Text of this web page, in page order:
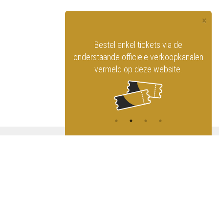
×
Bestel enkel tickets via de
onderstaande officiële verkoopkanalen
vermeld op deze website.